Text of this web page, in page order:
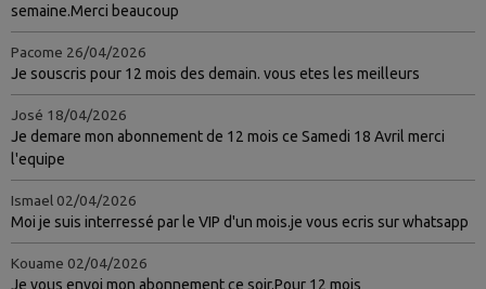
semaine.Merci beaucoup
Pacome 26/04/2026
Je souscris pour 12 mois des demain. vous etes les meilleurs
José 18/04/2026
Je demare mon abonnement de 12 mois ce Samedi 18 Avril merci
l'equipe
Ismael 02/04/2026
Moi je suis interressé par le VIP d'un mois.je vous ecris sur whatsapp
Kouame 02/04/2026
Je vous envoi mon abonnement ce soir.Pour 12 mois